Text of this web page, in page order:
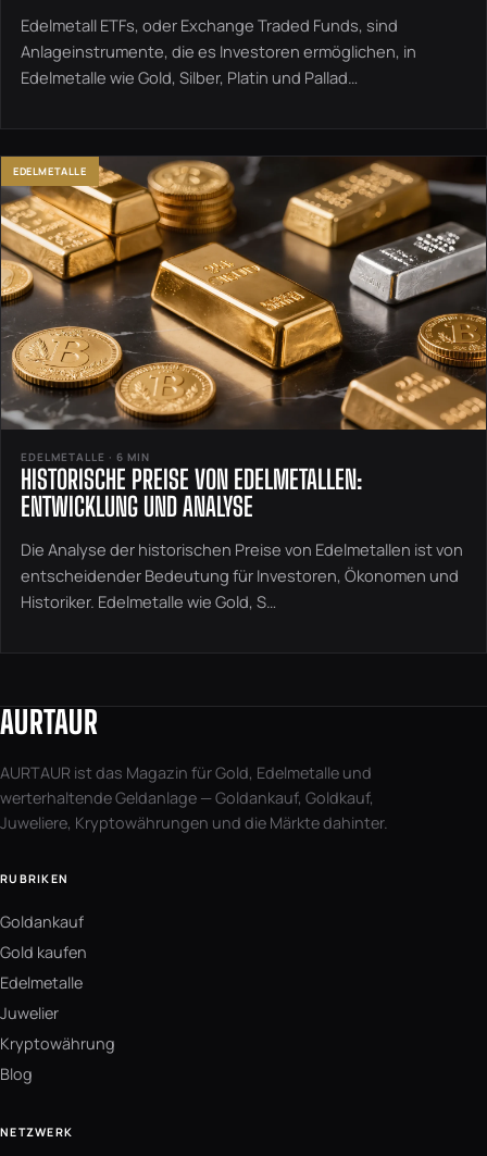
Edelmetall ETFs, oder Exchange Traded Funds, sind
Anlageinstrumente, die es Investoren ermöglichen, in
Edelmetalle wie Gold, Silber, Platin und Pallad…
EDELMETALLE
EDELMETALLE · 6 MIN
HISTORISCHE PREISE VON EDELMETALLEN:
ENTWICKLUNG UND ANALYSE
Die Analyse der historischen Preise von Edelmetallen ist von
entscheidender Bedeutung für Investoren, Ökonomen und
Historiker. Edelmetalle wie Gold, S…
AURTAUR
AURTAUR ist das Magazin für Gold, Edelmetalle und
werterhaltende Geldanlage — Goldankauf, Goldkauf,
Juweliere, Kryptowährungen und die Märkte dahinter.
RUBRIKEN
Goldankauf
Gold kaufen
Edelmetalle
Juwelier
Kryptowährung
Blog
NETZWERK